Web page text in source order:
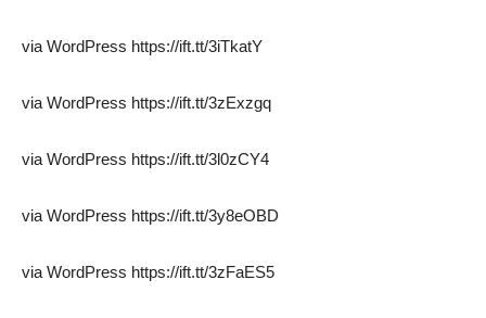
via WordPress https://ift.tt/3iTkatY
via WordPress https://ift.tt/3zExzgq
via WordPress https://ift.tt/3l0zCY4
via WordPress https://ift.tt/3y8eOBD
via WordPress https://ift.tt/3zFaES5